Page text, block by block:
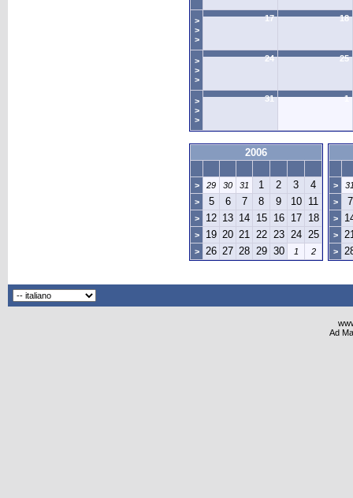
>
>
>
17 18
>
>
>
24 25
>
>
>
31 1
2006
> 29 30 31 1 2 3 4
> 5 6 7 8 9 10 11
> 12 13 14 15 16 17 18
> 19 20 21 22 23 24 25
> 26 27 28 29 30 1 2
>
>
7
>
>
>
Ad